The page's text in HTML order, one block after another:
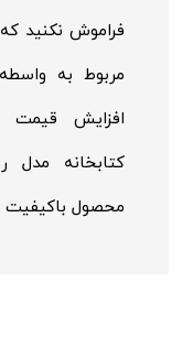
فراموش نکنید که
مربوط به
افزایش قیمت
کتابخانه مدل
محصول باکیفیت